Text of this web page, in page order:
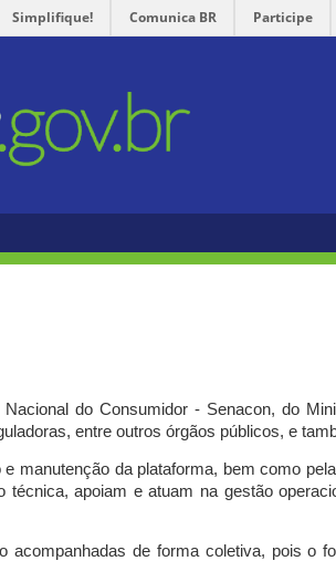
Simplifique! Comunica BR Participe
do Consumidor - Senacon, do
entre outros órgãos públicos, e
manutenção da plataforma, bem como
técnica, apoiam e atuam na gestão
acompanhadas de forma coletiva, pois o